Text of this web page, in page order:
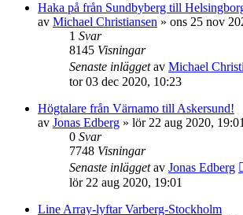
Haka på från Sundbyberg till
av Michael Christiansen » ons 25 nov
1 Svar
8145 Visningar
Senaste inläggetav Michael
tor 03 dec 2020, 10:23
Högtalare från Värnamo till Askersund!
av Jonas Edberg » lör 22 aug 2020, 19:01
0 Svar
7748 Visningar
Senaste inläggetav Jonas Edberg
lör 22 aug 2020, 19:01
Line Array-lyftar Varberg-Stockholm